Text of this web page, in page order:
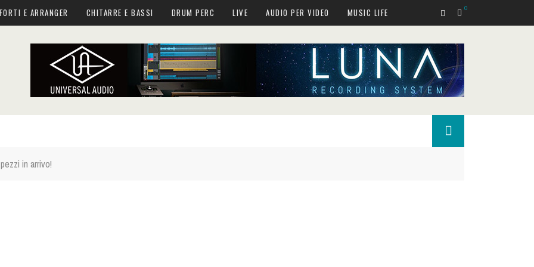
E ARRANGER CHITARRE E BASSI DRUM PERC LIVE AUDIO PER VIDEO MUSIC LIFE 0
in arrivo!